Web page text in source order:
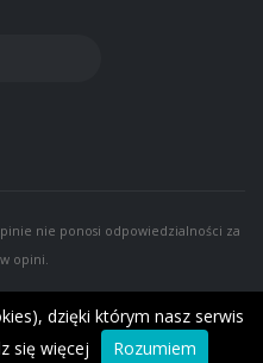
nie ponosi odpowiedzialności za
opini.
dzięki którym nasz serwis
się więcej Rozumiem